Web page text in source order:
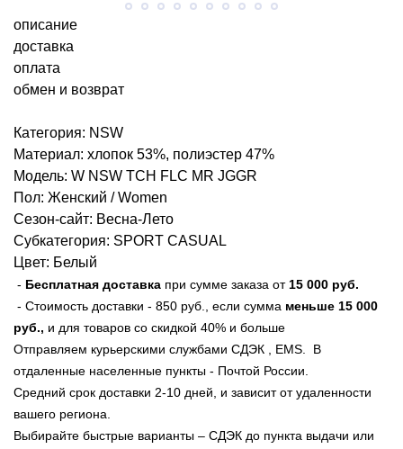
описание
доставка
оплата
обмен и возврат
Категория: NSW
Материал: хлопок 53%, полиэстер 47%
Модель: W NSW TCH FLC MR JGGR
Пол: Женский / Women
Сезон-сайт: Весна-Лето
Субкатегория: SPORT CASUAL
Цвет: Белый
- Бесплатная доставка при сумме заказа от15 000 руб.
- Стоимость доставки - 850 руб., если сумма меньше 15 000
руб., и для товаров со скидкой 40% и больше
Отправляем курьерскими службами СДЭК , EMS. В
отдаленные населенные пункты - Почтой России.
Средний срок доставки 2-10 дней, и зависит от удаленности
вашего региона.
Выбирайте быстрые варианты – СДЭК до пункта выдачи или